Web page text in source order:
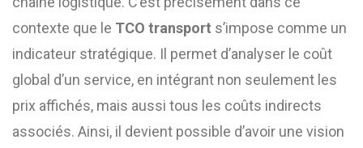
contexte que le TCO transport s’impose comme un
indicateur stratégique. Il permet d’analyser le coût
global d’un service, en intégrant non seulement les
prix affichés, mais aussi tous les coûts indirects
associés. Ainsi, il devient possible d’avoir une vision